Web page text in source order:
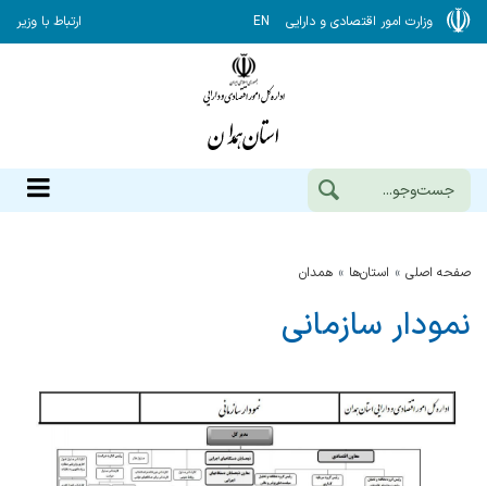
وزارت امور اقتصادی و دارایی EN ارتباط با وزیر
صفحه اصلی استان‌ها همدان
نمودار سازمانی